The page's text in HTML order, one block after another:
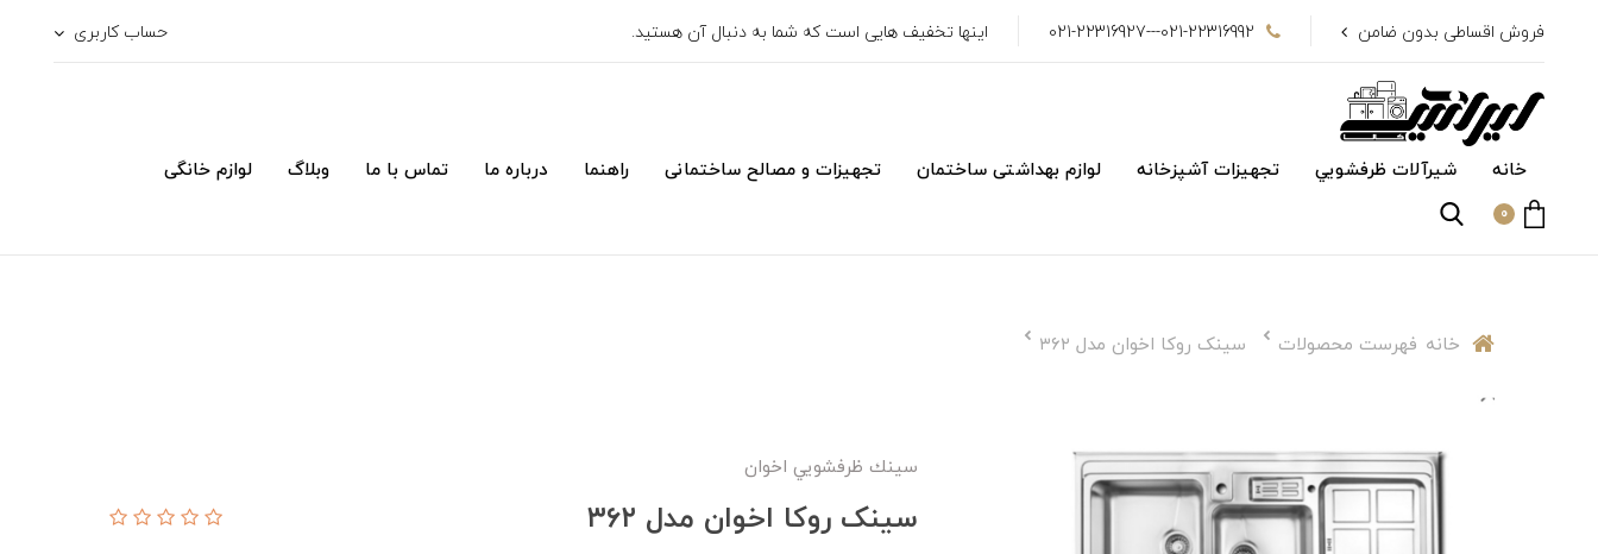
فروش اقساطی بدون ضامن 021-22316992---021-22316927 اینها تخفیف هایی است که شما به دنبال آن هستید. حساب کاربری
خانه شیرآلات ظرفشويي تجهیزات آشپزخانه لوازم بهداشتی ساختمان تجهیزات و مصالح ساختمانی راهنما درباره ما تماس با ما وبلاگ لوازم خانگی
0
خانه فهرست محصولات سینک روکا اخوان مدل ۳۶۲
سينك ظرفشويي اخوان
سینک روکا اخوان مدل ۳۶۲